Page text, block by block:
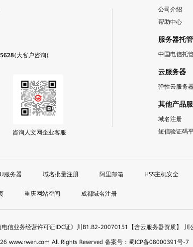
(大客户咨询)
咨询人文网企业客服
公司介绍
帮助中心
服务器托管
中国电信托
云服务器
弹性云服务
其他产品
域名注册
短信验证码
服务器 域名批量注册 阿里邮箱 HSS主机安全
重庆网站空间 成都域名注册
电信业务经营许可证IDC证》川B1.B2-20070151【含云服务器资质】 川
www.rwen.com All Rights Reserved 备案号：蜀ICP备08000391号-7